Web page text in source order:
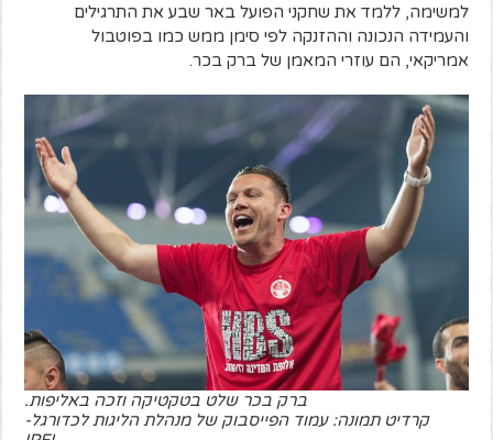
למשימה, ללמד את שחקני הפועל באר שבע את התרגילים
והעמידה הנכונה וההזנקה לפי סימן ממש כמו בפוטבול
אמריקאי, הם עוזרי המאמן של ברק בכר.
ברק בכר שלט בטקטיקה וזכה באליפות.
קרדיט תמונה: עמוד הפייסבוק של מנהלת הליגות לכדורגל-